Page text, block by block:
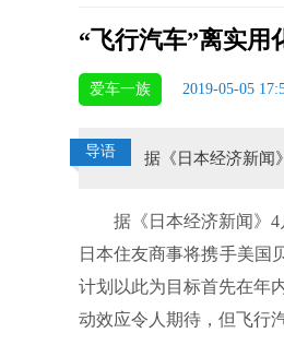
“飞行汽车”离实用
爱车一族 2019-05-05
导语 据《日本经济新闻
据《日本经济新闻》4月
日本住友商事将携手美国
计划以此为目标首先在年
动效应令人期待，但飞行